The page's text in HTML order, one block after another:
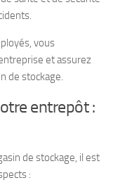
vous
et assurez
de stockage.
entrepôt :
de stockage, il est
: